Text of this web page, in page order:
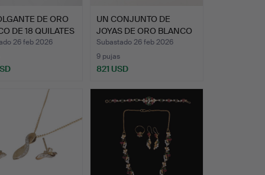
DE ORO
DE 18 QUILATES
26 feb 2026
UN CONJUNTO DE
JOYAS DE ORO BLANCO
Y AMARI…
Subastado 26 feb 2026
9 pujas
821 USD